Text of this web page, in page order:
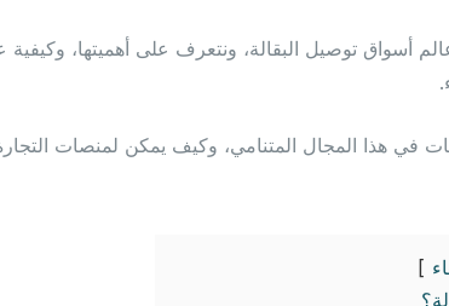
توصيل البقالة، ونتعرف على أهميتها، وكيفية
في هذا المجال المتنامي، وكيف يمكن لمنصات